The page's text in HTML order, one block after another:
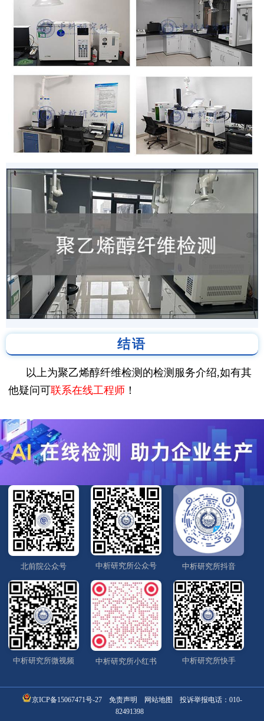
结语
以上为聚乙烯醇纤维检测的检测服务介绍,如有其
他疑问可联系在线工程师 ！
北前院公众号 中析研究所公众号 中析研究所抖音
中析研究所微视频 中析研究所小红书 中析研究所快手
京ICP备15067471号-27 免责声明 网站地图 投诉举报电话： 010-
82491398